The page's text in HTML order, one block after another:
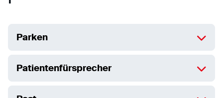
Parken
Patientenfürsprecher